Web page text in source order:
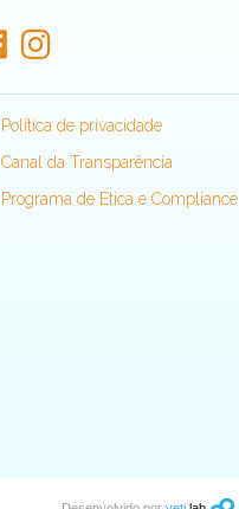
Política de privacidade
Canal da Transparência
Programa de Ética e Compliance